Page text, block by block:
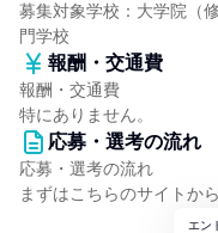
募集対象学校：大学院（
門学校
報酬・交通費
報酬・交通費
特にありません。
応募・選考の流れ
応募・選考の流れ
まずはこちらのサイトか
エン